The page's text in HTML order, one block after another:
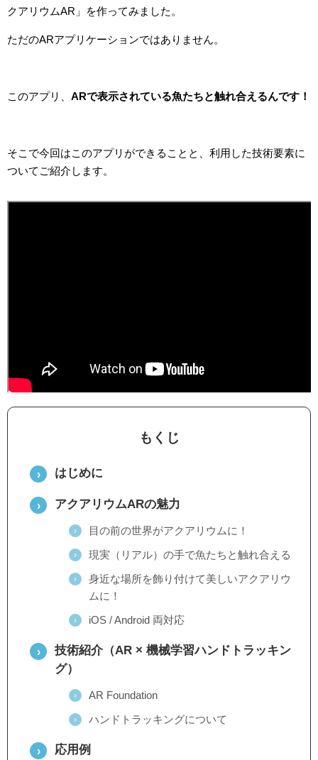
クアリウムAR」を作ってみました。
ただのARアプリケーションではありません。
このアプリ、 ARで表示されている魚たちと触れ合えるんです！
そこで今回はこのアプリができることと、利用した技術要素に
ついてご紹介します。
もくじ
はじめに
アクアリウムARの魅力
目の前の世界がアクアリウムに！
現実（リアル）の手で魚たちと触れ合える
身近な場所を飾り付けて美しいアクアリウ
ムに！
iOS / Android 両対応
技術紹介（AR × 機械学習ハンドトラッキン
グ）
AR Foundation
ハンドトラッキングについて
応用例